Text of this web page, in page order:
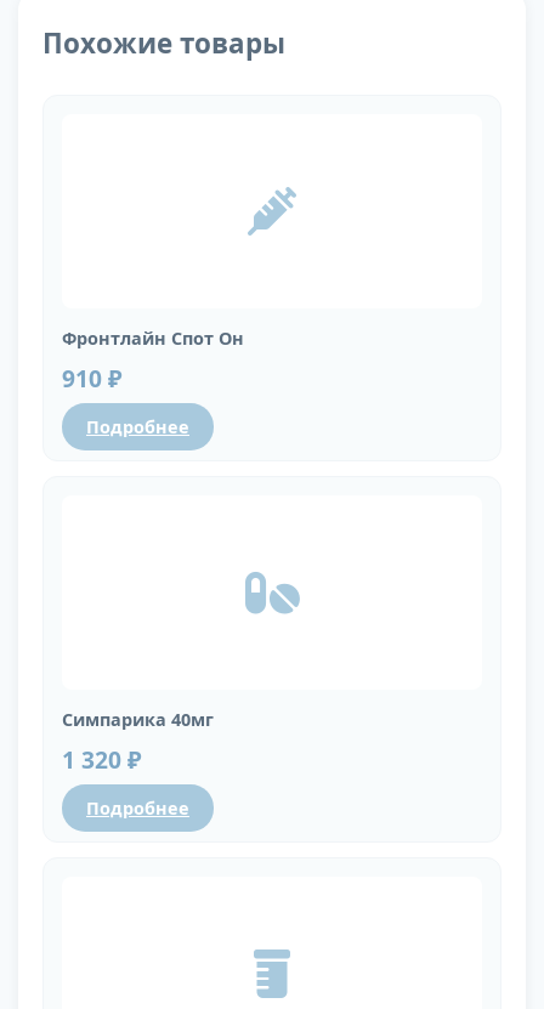
Похожие товары
Фронтлайн Спот Он
910 ₽
Подробнее
Симпарика 40мг
1 320 ₽
Подробнее